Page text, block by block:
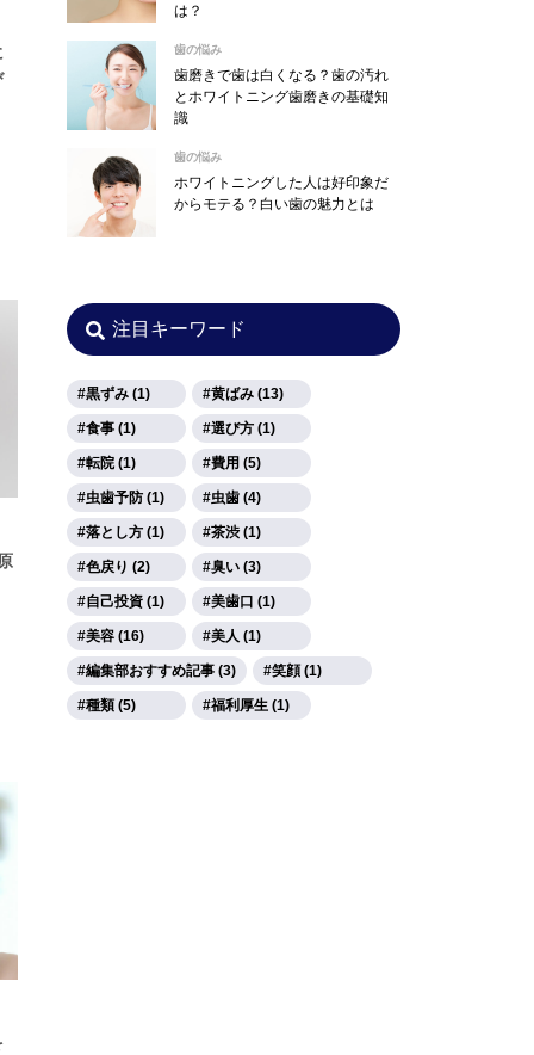
は？
歯の悩み
歯磨きで歯は白くなる？歯の汚れ
とホワイトニング歯磨きの基礎知
識
歯の悩み
ホワイトニングした人は好印象だ
からモテる？白い歯の魅力とは
注目キーワード
黒ずみ (1) 黄ばみ (13)
食事 (1) 選び方 (1)
転院 (1) 費用 (5)
虫歯予防 (1) 虫歯 (4)
落とし方 (1) 茶渋 (1)
色戻り (2) 臭い (3)
自己投資 (1) 美歯口 (1)
美容 (16) 美人 (1)
編集部おすすめ記事 (3) 笑顔 (1)
種類 (5) 福利厚生 (1)